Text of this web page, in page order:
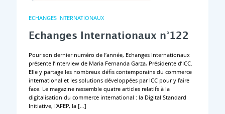
ECHANGES INTERNATIONAUX
Echanges Internationaux n°122
Pour son dernier numéro de l’année, Echanges Internationaux
présente l’interview de Maria Fernanda Garza, Présidente d’ICC.
Elle y partage les nombreux défis contemporains du commerce
international et les solutions développées par ICC pour y faire
face. Le magazine rassemble quatre articles relatifs à la
digitalisation du commerce international : la Digital Standard
Initiative, l’AFEP, la […]